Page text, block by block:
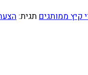
קיץ ממותגים תגית: